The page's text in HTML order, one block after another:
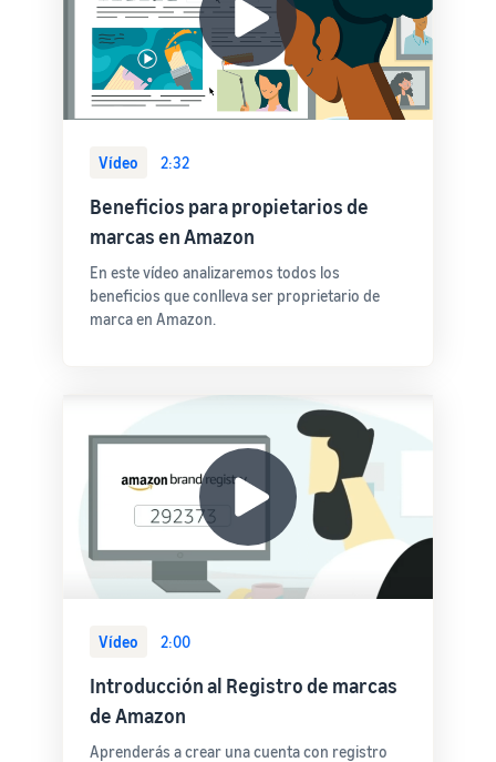
Vídeo 2:32
Beneficios para propietarios de
marcas en Amazon
En este vídeo analizaremos todos los
beneficios que conlleva ser proprietario de
marca en Amazon.
Vídeo 2:00
Introducción al Registro de marcas
de Amazon
Aprenderás a crear una cuenta con registro